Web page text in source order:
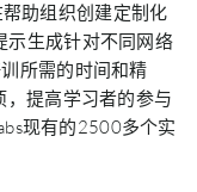
助组织创建定制化
示生成针对不同网络
所需的时间和精
提高学习者的参与
现有的2500多个实